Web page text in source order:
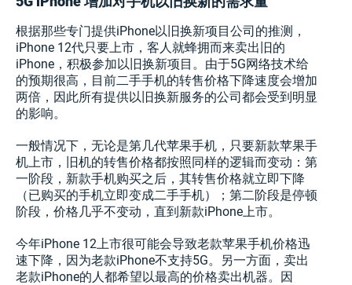
根据那些专门提供iPhone以旧换新项目公司的推测，
iPhone 12代只要上市，客人就蜂拥而来卖出旧的
iPhone，积极参加以旧换新项目。由于5G网络技术给
的预期很高，目前二手手机的转售价格下降速度会增加
两倍，因此所有提供以旧换新服务的公司都会受到明显
的影响。
一般情况下，无论是第几代苹果手机，只要新款苹果手
机上市，旧机的转售价格都按照同样的逻辑而变动：第
一阶段，新款手机购买之后，其转售价格就立即下降
（已购买的手机立即变成二手手机）；第二阶段是停顿
阶段，价格几乎不变动，直到新款iPhone上市。
今年iPhone 12上市很可能会导致老款苹果手机价格迅
速下降，因为老款iPhone不支持5G。另一方面，卖出
老款iPhone的人都希望以最高的价格卖出机器。因